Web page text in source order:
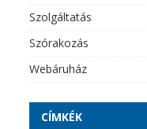
Szolgáltatás
Szórakozás
Webáruház
CÍMKÉK